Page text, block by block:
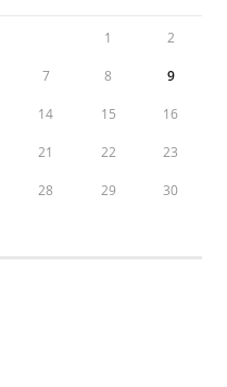
1 2
7 8 9
14 15 16
21 22 23
28 29 30